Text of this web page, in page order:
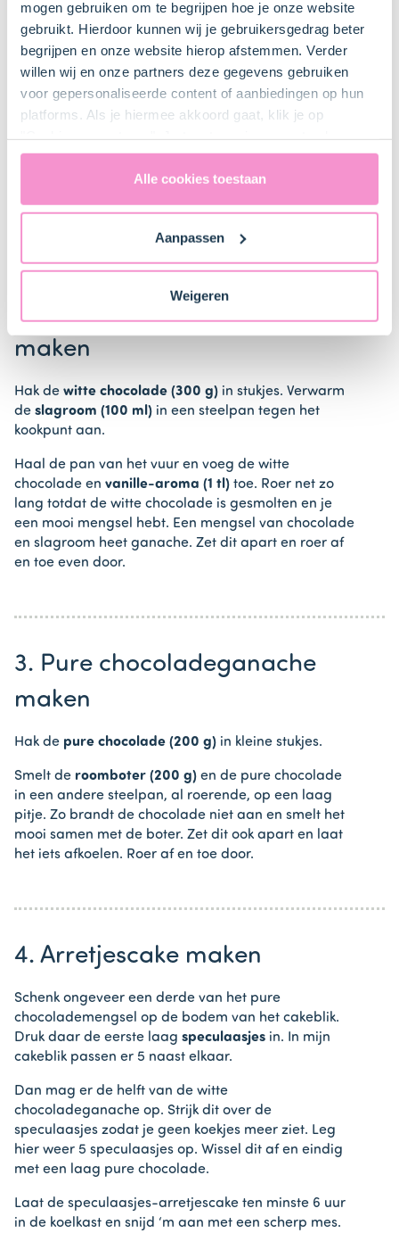
mogen gebruiken om te begrijpen hoe je onze website
gebruikt. Hierdoor kunnen wij je gebruikersgedrag beter
begrijpen en onze website hierop afstemmen. Verder
willen wij en onze partners deze gegevens gebruiken
voor gepersonaliseerde content of aanbiedingen op hun
platforms. Als je hiermee akkoord gaat, klik je op
uitdrukkelijk een eventuele gegevensoverdracht naar de
Verenigde Staten in de zin van artikel 49 AVG. Raadpleeg
ons
naar technology providers en partners in de Verenigde
Staten. Je kunt op elk moment van gedachten
Alle cookies toestaan
Aanpassen
Weigeren
Stappen
Vet een cakeblik in en bekleed dit aan alle kanten
arretjescake eruit tillen.
2. Witte chocoladeganache
maken
Hak de witte chocolade (300 g) in stukjes. Verwarm
de slagroom (100 ml) in een steelpan tegen het
kookpunt aan.
Haal de pan van het vuur en voeg de witte
chocolade en vanille-aroma (1 tl) toe. Roer net zo
lang totdat de witte chocolade is gesmolten en je
een mooi mengsel hebt. Een mengsel van chocolade
en slagroom heet ganache. Zet dit apart en roer af
en toe even door.
3. Pure chocoladeganache
maken
Hak de pure chocolade (200 g) in kleine stukjes.
Smelt de roomboter (200 g) en de pure chocolade
in een andere steelpan, al roerende, op een laag
pitje. Zo brandt de chocolade niet aan en smelt het
mooi samen met de boter. Zet dit ook apart en laat
het iets afkoelen. Roer af en toe door.
4. Arretjescake maken
Schenk ongeveer een derde van het pure
chocolademengsel op de bodem van het cakeblik.
Druk daar de eerste laag speculaasjes in. In mijn
cakeblik passen er 5 naast elkaar.
Dan mag er de helft van de witte
chocoladeganache op. Strijk dit over de
speculaasjes zodat je geen koekjes meer ziet. Leg
hier weer 5 speculaasjes op. Wissel dit af en eindig
met een laag pure chocolade.
Laat de speculaasjes-arretjescake ten minste 6 uur
in de koelkast en snijd ‘m aan met een scherp mes.